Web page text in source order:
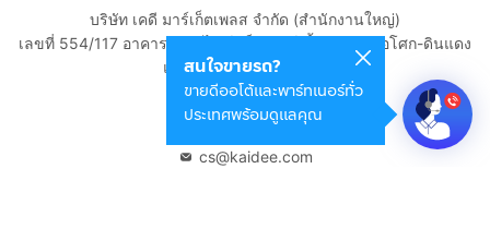
สนใจขายรถ?
ขายดีออโต้และพาร์ทเนอร์ทั่ว
ประเทศพร้อมดูแลคุณ
บริษัท เคดี มาร์เก็ตเพลส จำกัด (สำนักงานใหญ่)
เลขที่ 554/117 อาคารสกายไนน์ เซ็นเตอร์ ชั้น 22 ถนนอโศก-ดินแดง
แขวงดินแดง เขตดินแดง
กรุงเทพมหานคร 10400
cs@kaidee.com